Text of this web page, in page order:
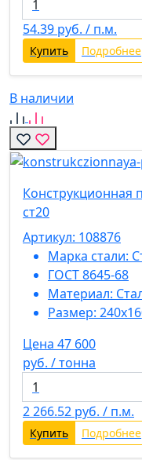
54.39 руб. / п.м.
Купить Подробнее
В наличии
Конструкционная
ст20
Артикул: 108876
Марка стали:
ГОСТ 8645-68
Материал:
Размер:
Цена 47 600
руб. / тонна
2 266.52 руб. / п.м.
Купить Подробнее